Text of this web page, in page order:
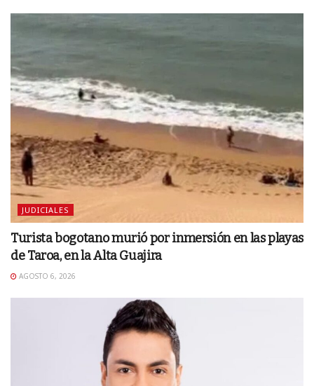
JUDICIALES
Turista bogotano murió por inmersión en las playas
de Taroa, en la Alta Guajira
AGOSTO 6, 2026